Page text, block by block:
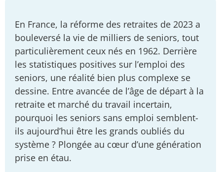
En France, la réforme des retraites de 2023 a
bouleversé la vie de milliers de seniors, tout
particulièrement ceux nés en 1962. Derrière
les statistiques positives sur l’emploi des
seniors, une réalité bien plus complexe se
dessine. Entre avancée de l’âge de départ à la
retraite et marché du travail incertain,
pourquoi les seniors sans emploi semblent-
ils aujourd’hui être les grands oubliés du
système ? Plongée au cœur d’une génération
prise en étau.